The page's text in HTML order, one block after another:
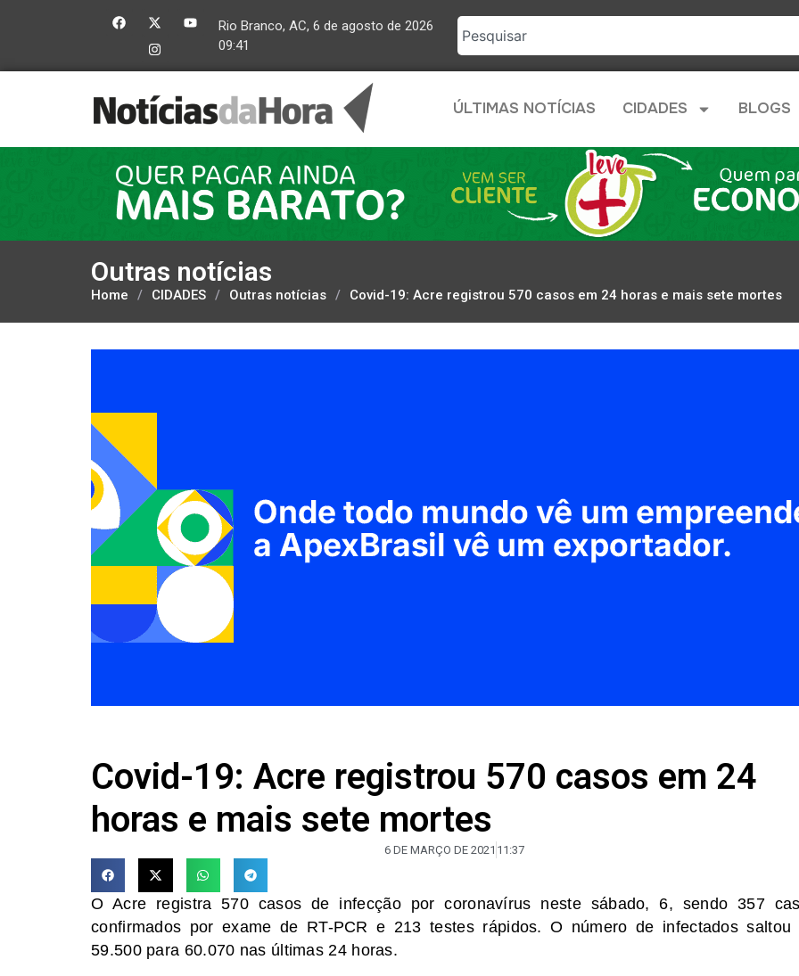
Rio Branco, AC, 6 de agosto de 2026
09:41
ÚLTIMAS NOTÍCIAS CIDADES BLOGS
Outras notícias
Home / CIDADES / Outras notícias / Covid-19: Acre registrou 570 casos em 24 horas e mais sete mortes
Covid-19: Acre registrou 570 casos em 24
horas e mais sete mortes
6 DE MARÇO DE 2021 11:37
O Acre registra 570 casos de infecção por coronavírus neste sábado, 6, sendo 357
confirmados por exame de RT-PCR e 213 testes rápidos. O número de infectados saltou
59.500 para 60.070 nas últimas 24 horas.